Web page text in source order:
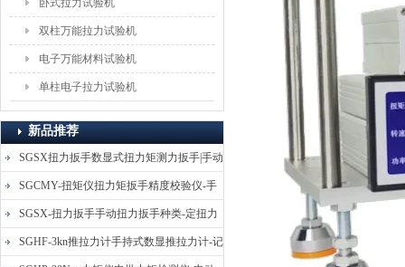
卧式拉力试验机
双柱万能拉力试验机
电子万能材料试验机
单柱电子拉力试验机
新品推荐
SGSX扭力扳手数显式扭力矩测力扳手|手动
定扭矩检测扳手
SGCMY-扭矩仪扭力矩扳手精度校验仪-手
动扳子扭矩校准仪
SGSX-扭力扳手手动扭力扳手种类-定扭力
矩检测扳手价格
SGHF-3kn推拉力计手持式数显推拉力计-记